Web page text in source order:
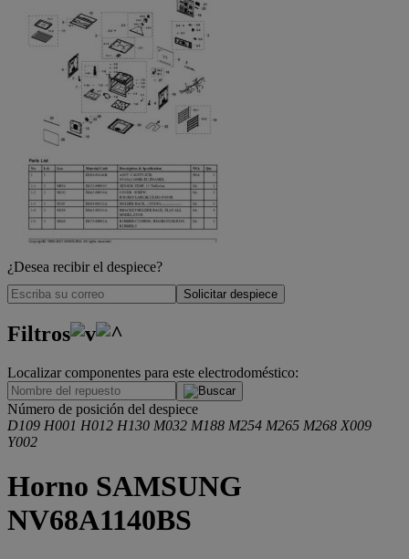
¿Desea recibir el despiece?
Solicitar despiece
Filtros
Localizar componentes para este electrodoméstico:
Número de posición del despiece
D109 H001 H012 H130 M032 M188 M254 M265 M268 X009
Y002
Horno SAMSUNG
NV68A1140BS